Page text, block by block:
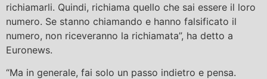
richiamarli. Quindi, richiama quello che sai essere il loro
numero. Se stanno chiamando e hanno falsificato il
numero, non riceveranno la richiamata”, ha detto a
Euronews.
“Ma in generale, fai solo un passo indietro e pensa.